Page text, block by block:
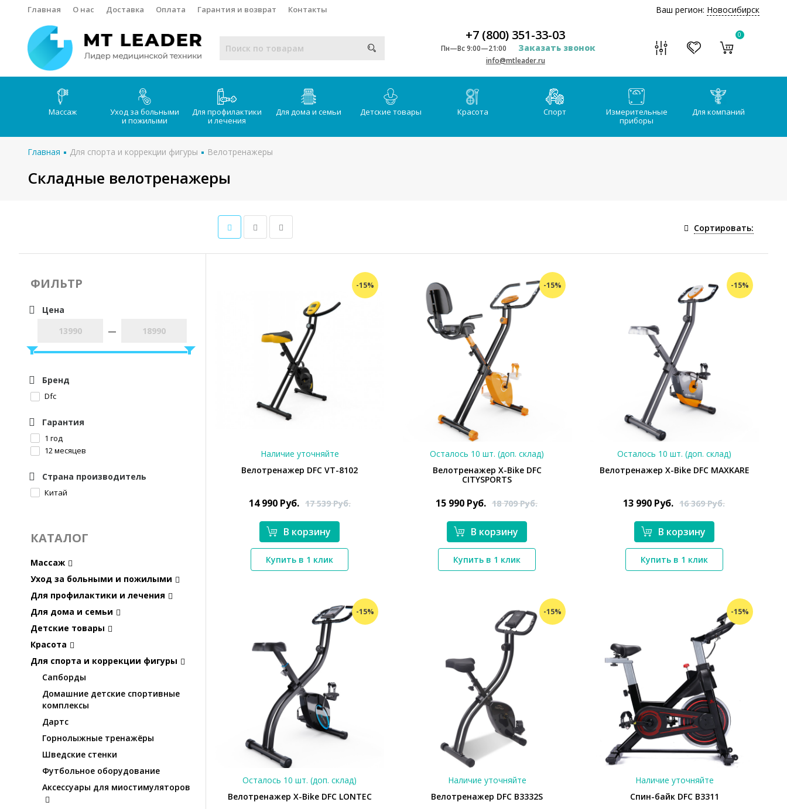
Главная О нас Доставка Оплата Гарантия и возврат Контакты Ваш регион: Новосибирск
+7 (800) 351-33-03
Пн—Вс 9:00—21:00 Заказать звонок
info@mtleader.ru
0
Массаж
Уход за больными
и пожилыми
Для профилактики
и лечения
Для дома и семьи Детские товары Красота Спорт
Измерительные
приборы
Для компаний
Главная Для спорта и коррекции фигуры Велотренажеры
Складные велотренажеры
Сортировать:
ФИЛЬТР
Цена
—
Бренд
Dfc
Гарантия
1 год
12 месяцев
Страна производитель
Китай
КАТАЛОГ
Массаж
Уход за больными и пожилыми
Для профилактики и лечения
Для дома и семьи
Детские товары
Красота
Для спорта и коррекции фигуры
Сапборды
Домашние детские спортивные
комплексы
Дартс
Горнолыжные тренажёры
Шведские стенки
Футбольное оборудование
Аксессуары для миостимуляторов
-15%
*}
Наличие уточняйте
Велотренажер DFC VT-8102
14 990 Руб. 17 539Руб.
В корзину
Купить в 1 клик
-15%
*}
Осталось 10 шт. (доп. склад)
Велотренажер X-Bike DFC
CITYSPORTS
15 990 Руб. 18 709Руб.
В корзину
Купить в 1 клик
-15%
*}
Осталось 10 шт. (доп. склад)
Велотренажер X-Bike DFC MAXKARE
13 990 Руб. 16 369Руб.
В корзину
Купить в 1 клик
-15%
Осталось 10 шт. (доп. склад)
Велотренажер X-Bike DFC LONTEC
-15%
Наличие уточняйте
Велотренажер DFC B3332S
-15%
Наличие уточняйте
Спин-байк DFC B3311